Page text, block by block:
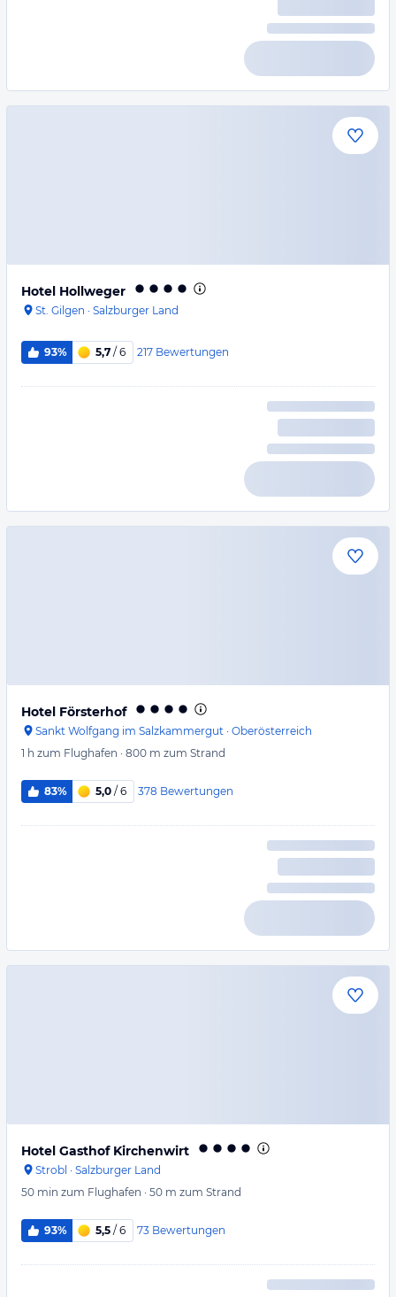
Hotel Hollweger
St. Gilgen · Salzburger Land
93% 5,7 / 6 217 Bewertungen
Hotel Försterhof
Sankt Wolfgang im Salzkammergut · Oberösterreich
1 h zum Flughafen · 800 m zum Strand
83% 5,0 / 6 378 Bewertungen
Hotel Gasthof Kirchenwirt
Strobl · Salzburger Land
50 min zum Flughafen · 50 m zum Strand
93% 5,5 / 6 73 Bewertungen